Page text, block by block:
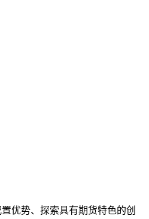
优势、探索具有期货特色的创